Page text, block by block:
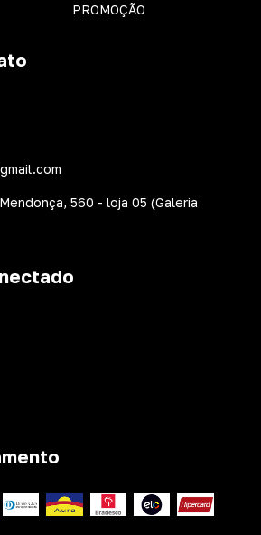
PROMOÇÃO
560 - loja 05 (Galeria